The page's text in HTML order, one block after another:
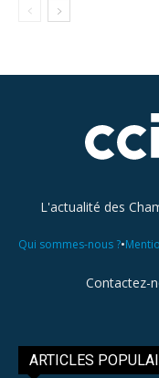
L'actualité des
Qui sommes-nous ?•
Contactez-
ARTICLES